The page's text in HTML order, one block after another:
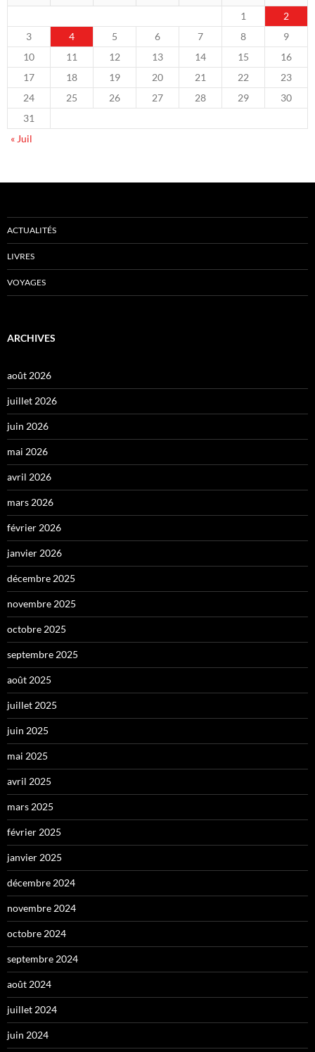
1
2
3
4 5 6 7 8
9
10
11 12 13 14 15
16
17
18 19 20 21 22
23
24
25 26 27 28 29
30
31
« Juil
ACTUALITÉS
LIVRES
VOYAGES
ARCHIVES
août 2026
juillet 2026
juin 2026
mai 2026
avril 2026
mars 2026
février 2026
janvier 2026
décembre 2025
novembre 2025
octobre 2025
septembre 2025
août 2025
juillet 2025
juin 2025
mai 2025
avril 2025
mars 2025
février 2025
janvier 2025
décembre 2024
novembre 2024
octobre 2024
septembre 2024
août 2024
juillet 2024
juin 2024